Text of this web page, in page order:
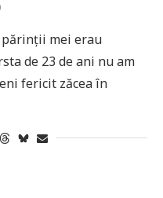
părinții mei erau
de 23 de ani nu am
fericit zăcea în